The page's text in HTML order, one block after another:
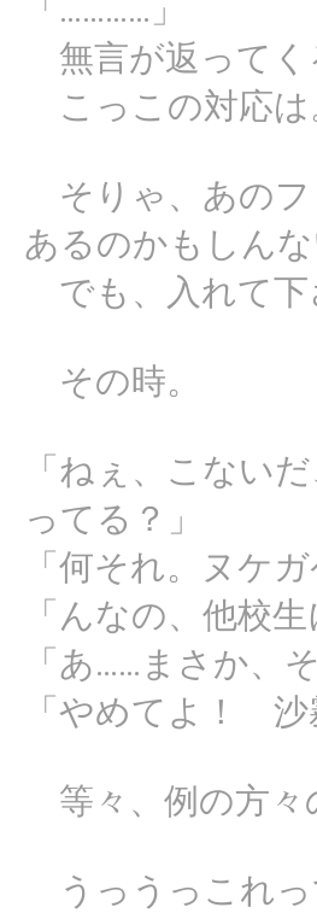
「…………」
無言が返ってく
こっこの対応は
そりゃ、あのフ
あるのかもしんな
でも、入れて下
その時。
「ねぇ、こない
ってる？」
「何それ。ヌケ
「んなの、他校
「あ……まさか、
「やめてよ！
等々、例の方々
うっうっこれっ